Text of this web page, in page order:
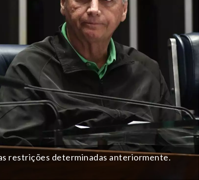
restrições determinadas anteriormente.